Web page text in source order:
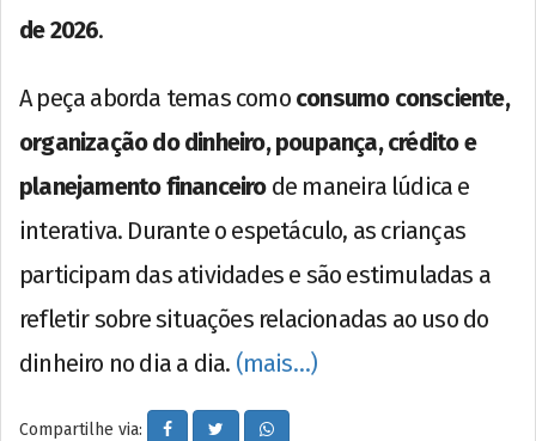
de 2026.
A peça aborda temas como consumo consciente,
organização do dinheiro, poupança, crédito e
planejamento financeirode maneira lúdica e
interativa. Durante o espetáculo, as crianças
participam das atividades e são estimuladas a
refletir sobre situações relacionadas ao uso do
dinheiro no dia a dia. (mais…)
Compartilhe via: